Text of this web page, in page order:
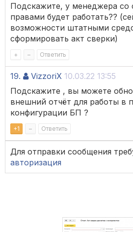
Подскажите, у менеджера со
правами будет работать??
возможности штатными
сформировать акт сверки)
+ – Ответить
19. VizzoriX 10.03.22 13:55
Подскажите , вы можете
внешний отчёт для работы в
конфигурации БП ?
+1 – Ответить
Для отправки сообщения
авторизация